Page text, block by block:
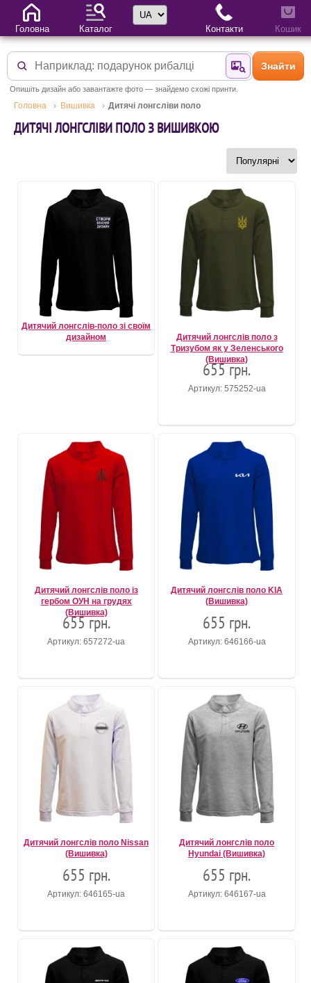
Знайти за
Знайти
Опишіть дизайн або завантажте фото — знайдемо схожі принти.
Головна Вишивка Дитячі лонгсліви поло
ДИТЯЧІ ЛОНГСЛІВИ ПОЛО З ВИШИВКОЮ
Дитячий лонгслів-поло зі своїм
дизайном
Дитячий лонгслів поло з
Тризубом як у Зеленського
(Вишивка)
655 грн.
Артикул: 575252-ua
Дитячий лонгслів поло із
гербом ОУН на грудях
(Вишивка)
655 грн.
Артикул: 657272-ua
Дитячий лонгслів поло KIA
(Вишивка)
655 грн.
Артикул: 646166-ua
Дитячий лонгслів поло Nissan
(Вишивка)
655 грн.
Артикул: 646165-ua
Дитячий лонгслів поло
Hyundai (Вишивка)
655 грн.
Артикул: 646167-ua
Головна Каталог
Вибір мови
Контакти Кошик